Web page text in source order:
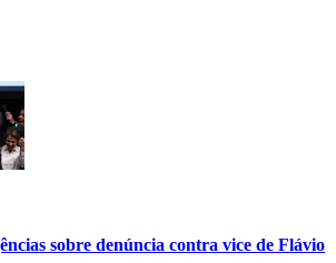
sobre denúncia contra vice de Flávio